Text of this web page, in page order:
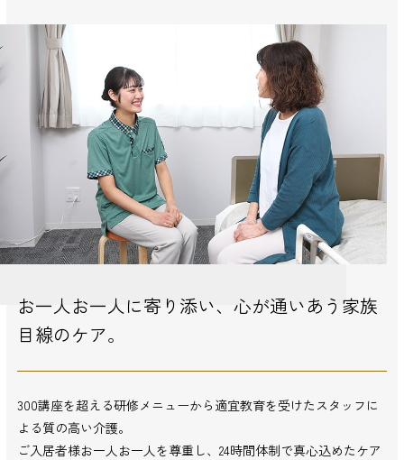
お一人お一人に寄り添い、 心が通いあう家族
目線のケア。
300講座を超える研修メニューから適宜教育を受けたスタッフに
よる質の高い介護。
ご入居者様お一人お一人を尊重し、24時間体制で真心込めたケア